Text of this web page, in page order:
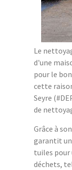
Le
d'une
pour le
cette
Seyre
de
Grâce à
garantit
tuiles pour
déchets,